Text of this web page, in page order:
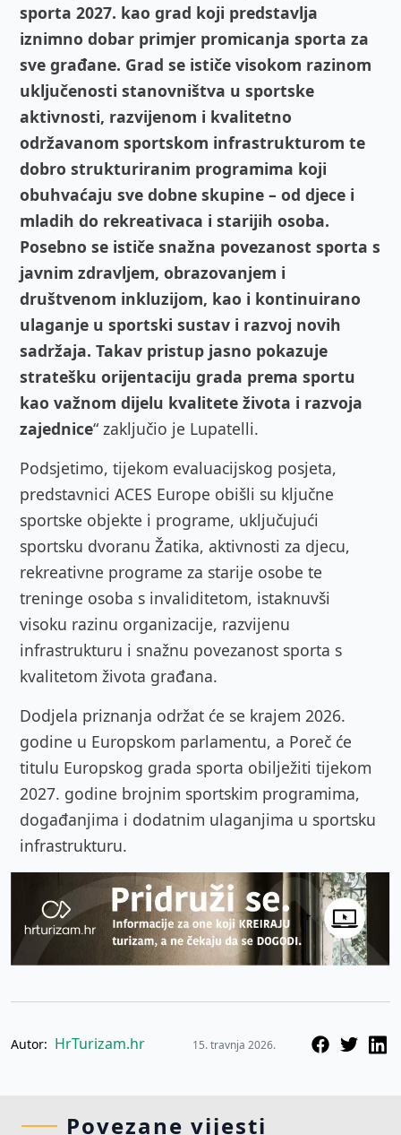
sporta 2027. kao grad koji predstavlja
iznimno dobar primjer promicanja sporta za
sve građane. Grad se ističe visokom razinom
uključenosti stanovništva u sportske
aktivnosti, razvijenom i kvalitetno
održavanom sportskom infrastrukturom te
dobro strukturiranim programima koji
obuhvaćaju sve dobne skupine – od djece i
mladih do rekreativaca i starijih osoba.
Posebno se ističe snažna povezanost sporta s
javnim zdravljem, obrazovanjem i
društvenom inkluzijom, kao i kontinuirano
ulaganje u sportski sustav i razvoj novih
sadržaja. Takav pristup jasno pokazuje
stratešku orijentaciju grada prema sportu
kao važnom dijelu kvalitete života i razvoja
zajednice“ zaključio je Lupatelli.
Podsjetimo, tijekom evaluacijskog posjeta,
predstavnici ACES Europe obišli su ključne
sportske objekte i programe, uključujući
sportsku dvoranu Žatika, aktivnosti za djecu,
rekreativne programe za starije osobe te
treninge osoba s invaliditetom, istaknuvši
visoku razinu organizacije, razvijenu
infrastrukturu i snažnu povezanost sporta s
kvalitetom života građana.
Dodjela priznanja održat će se krajem 2026.
godine u Europskom parlamentu, a Poreč će
titulu Europskog grada sporta obilježiti tijekom
2027. godine brojnim sportskim programima,
događanjima i dodatnim ulaganjima u sportsku
infrastrukturu.
Autor: HrTurizam.hr 15. travnja 2026.
Povezane vijesti